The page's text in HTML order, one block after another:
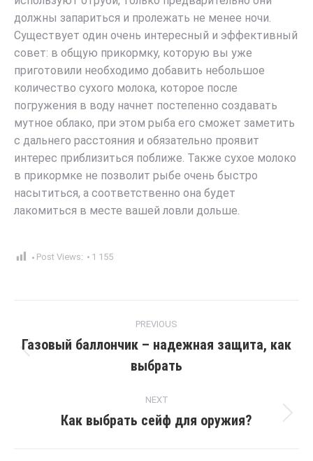
должны запариться и пролежать не менее ночи.
Существует один очень интересный и эффективный
совет: в общую прикормку, которую вы уже
приготовили необходимо добавить небольшое
количество сухого молока, которое после
погружения в воду начнет постепенно создавать
мутное облако, при этом рыба его сможет заметить
с дальнего расстояния и обязательно проявит
интерес приблизиться поближе. Также сухое молоко
в прикормке не позволит рыбе очень быстро
насытиться, а соответственно она будет
лакомиться в месте вашей ловли дольше.
Post Views: 1 155
navigation
PREVIOUS
Previous
post:
Газовый баллончик – надежная защита, как
выбрать
NEXT
Next
Как выбрать сейф для оружия?